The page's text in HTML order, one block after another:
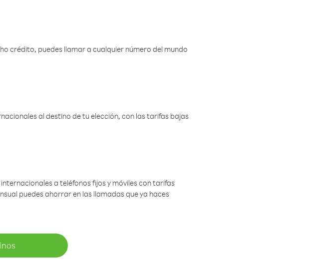
crédito, puedes llamar a cualquier número del mundo
al destino de tu elección, con las tarifas bajas
a teléfonos fijos y móviles con tarifas
puedes ahorrar en las llamadas que ya haces